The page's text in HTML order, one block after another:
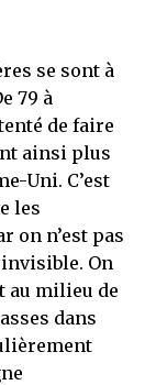
se sont à
79 à
de faire
ainsi plus
Uni. C’est
les
on n’est pas
invisible. On
au milieu de
dans